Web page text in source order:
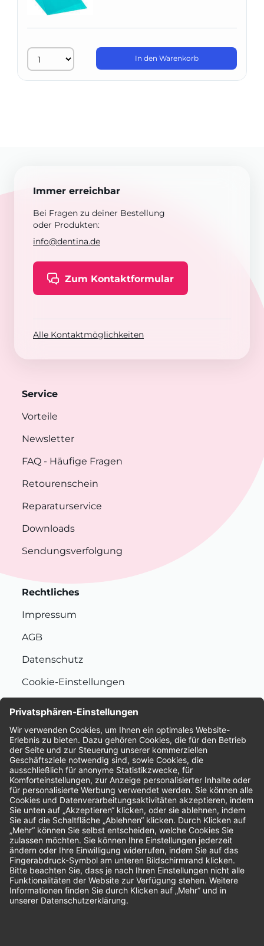
In den Warenkorb
Immer erreichbar
Bei Fragen zu deiner Bestellung
oder Produkten:
info@dentina.de
Zum Kontaktformular
Alle Kontaktmöglichkeiten
Service
Vorteile
Newsletter
FAQ - Häufige Fragen
Retourenschein
Reparaturservice
Downloads
Sendungsverfolgung
Rechtliches
Impressum
AGB
Datenschutz
Cookie-Einstellungen
Bewertungen